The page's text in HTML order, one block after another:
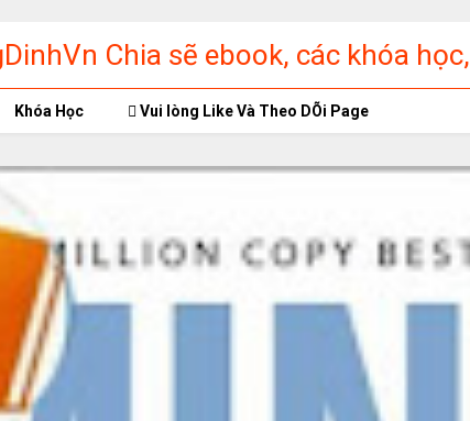
Chia sẽ ebook, các khóa học,
học tập miễn phí
Khóa Học Vui lòng Like Và Theo DÕi Page